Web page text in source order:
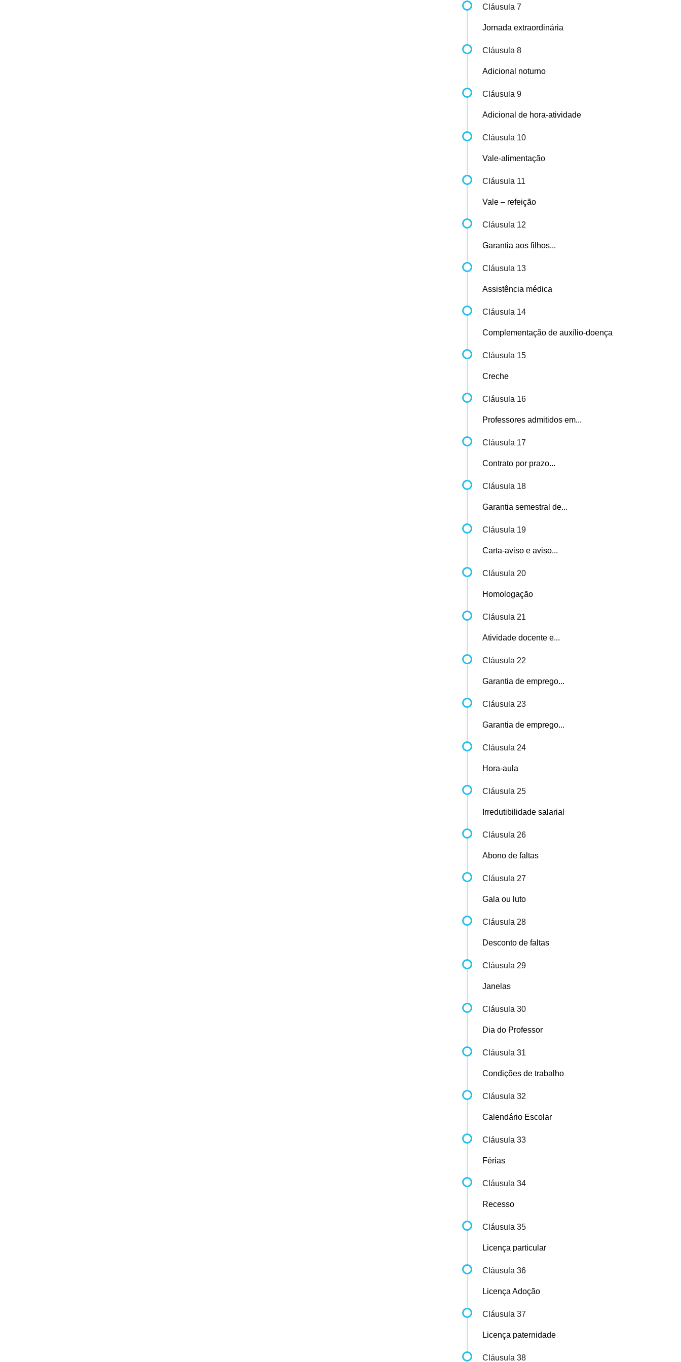
Cláusula 7
Jornada extraordinária
Cláusula 8
Adicional noturno
Cláusula 9
Adicional de hora-atividade
Cláusula 10
Vale-alimentação
Cláusula 11
Vale – refeição
Cláusula 12
Garantia aos filhos...
Cláusula 13
Assistência médica
Cláusula 14
Complementação de auxílio-doença
Cláusula 15
Creche
Cláusula 16
Professores admitidos em...
Cláusula 17
Contrato por prazo...
Cláusula 18
Garantia semestral de...
Cláusula 19
Carta-aviso e aviso...
Cláusula 20
Homologação
Cláusula 21
Atividade docente e...
Cláusula 22
Garantia de emprego...
Cláusula 23
Garantia de emprego...
Cláusula 24
Hora-aula
Cláusula 25
Irredutibilidade salarial
Cláusula 26
Abono de faltas
Cláusula 27
Gala ou luto
Cláusula 28
Desconto de faltas
Cláusula 29
Janelas
Cláusula 30
Dia do Professor
Cláusula 31
Condições de trabalho
Cláusula 32
Calendário Escolar
Cláusula 33
Férias
Cláusula 34
Recesso
Cláusula 35
Licença particular
Cláusula 36
Licença Adoção
Cláusula 37
Licença paternidade
Cláusula 38